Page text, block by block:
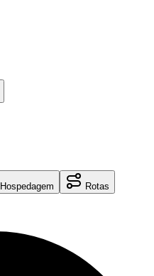
Hospedagem Rotas